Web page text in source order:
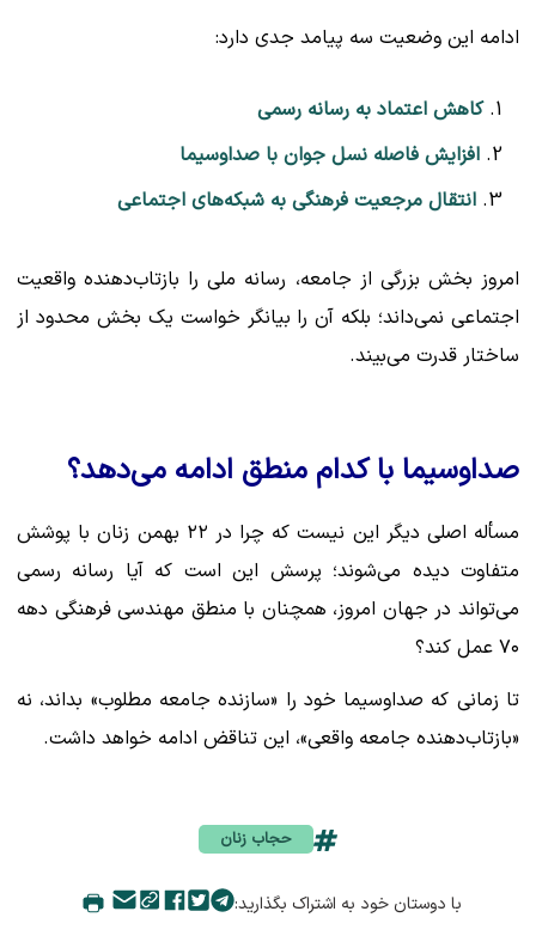
ادامه این وضعیت سه پیامد جدی دارد:
کاهش اعتماد به رسانه رسمی
افزایش فاصله نسل جوان با صداوسیما
انتقال مرجعیت فرهنگی به شبکه‌های اجتماعی
امروز بخش بزرگی از جامعه، رسانه ملی را بازتاب‌دهنده واقعیت
اجتماعی نمی‌داند؛ بلکه آن را بیانگر خواست یک بخش محدود از
ساختار قدرت می‌بیند.
صداوسیما با کدام منطق ادامه می‌دهد؟
مسأله اصلی دیگر این نیست که چرا در ۲۲ بهمن زنان با پوشش
متفاوت دیده می‌شوند؛ پرسش این است که آیا رسانه رسمی
می‌تواند در جهان امروز، همچنان با منطق مهندسی فرهنگی دهه
۷۰ عمل کند؟
تا زمانی که صداوسیما خود را «سازنده جامعه مطلوب» بداند، نه
«بازتاب‌دهنده جامعه واقعی»، این تناقض ادامه خواهد داشت.
حجاب زنان
با دوستان خود به اشتراک بگذارید: